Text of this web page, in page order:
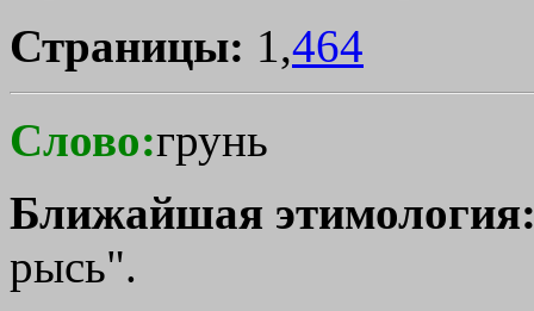
Страницы: 1,464
Слово:грунь
Ближайшая
рысь".